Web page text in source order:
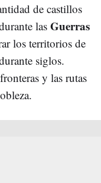
de castillos
las Guerras
los territorios de
siglos.
y las rutas